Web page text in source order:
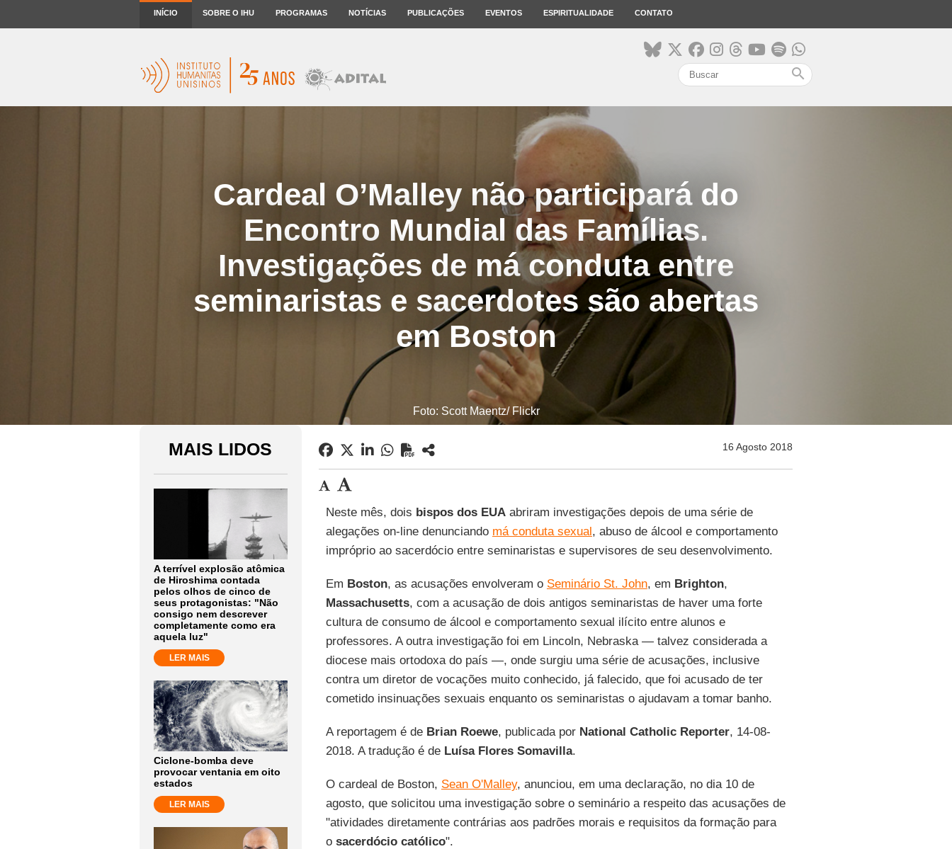
INÍCIO SOBRE O IHU PROGRAMAS NOTÍCIAS PUBLICAÇÕES EVENTOS ESPIRITUALIDADE CONTATO
search
Cardeal O’Malley não participará do
Encontro Mundial das Famílias.
Investigações de má conduta entre
seminaristas e sacerdotes são abertas
em Boston
Foto: Scott Maentz/ Flickr
MAIS LIDOS
A terrível explosão atômica
de Hiroshima contada
pelos olhos de cinco de
seus protagonistas: "Não
consigo nem descrever
completamente como era
aquela luz"
LER MAIS
Ciclone-bomba deve
provocar ventania em oito
estados
LER MAIS
16 Agosto 2018
Neste mês, dois bispos dos EUAabriram investigações depois de uma série de
alegações on-line denunciando má conduta sexual, abuso de álcool e comportamento
impróprio ao sacerdócio entre seminaristas e supervisores de seu desenvolvimento.
Em Boston, as acusações envolveram o Seminário St. John, em Brighton,
Massachusetts, com a acusação de dois antigos seminaristas de haver uma forte
cultura de consumo de álcool e comportamento sexual ilícito entre alunos e
professores. A outra investigação foi em Lincoln, Nebraska — talvez considerada a
diocese mais ortodoxa do país —, onde surgiu uma série de acusações, inclusive
contra um diretor de vocações muito conhecido, já falecido, que foi acusado de ter
cometido insinuações sexuais enquanto os seminaristas o ajudavam a tomar banho.
A reportagem é de Brian Roewe, publicada por National Catholic Reporter, 14-08-
2018. A tradução é de Luísa Flores Somavilla.
O cardeal de Boston, Sean O'Malley, anunciou, em uma declaração, no dia 10 de
agosto, que solicitou uma investigação sobre o seminário a respeito das acusações de
"atividades diretamente contrárias aos padrões morais e requisitos da formação para
o sacerdócio católico".